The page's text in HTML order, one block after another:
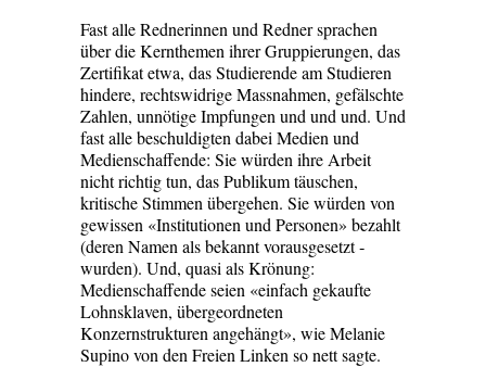
Fast alle Rednerinnen und Redner ­sprachen
über die Kernthemen ihrer Gruppierungen, das
Zertifikat etwa, ­das Studierende am Studieren
hindere, rechtswidrige Massnahmen, gefälschte
Zahlen, unnötige Impfungen und und und. Und
fast alle beschuldigten dabei Medien und
Medienschaffende: Sie ­würden ihre Arbeit
nicht richtig tun, das Publikum täuschen,
kritische Stimmen übergehen. Sie würden von
gewissen ­«Institutionen und Personen» bezahlt
­(deren ­Namen als bekannt vorausgesetzt ­
wurden). Und, quasi als Krönung:
Medienschaffende seien «einfach gekaufte
Lohnsklaven, übergeordneten
Konzernstrukturen angehängt», wie ­Melanie
Supino von den Freien Linken ­so nett sagte.